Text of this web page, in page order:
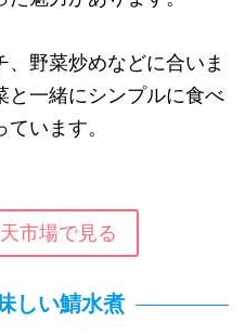
野菜炒めなどに合いま
と一緒にシンプルに食べ
います。
市場で見る
しい鯖水煮